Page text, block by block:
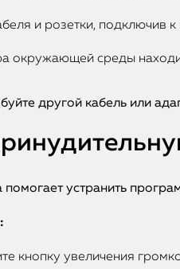
и розетки, подключив
окружающей среды
другой кабель или
помогает устранить
кнопку увеличения